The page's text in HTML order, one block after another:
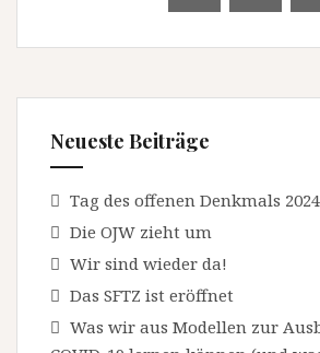
Neueste Beiträge
Tag des offenen Denkmals 2024
Die OJW zieht um
Wir sind wieder da!
Das SFTZ ist eröffnet
Was wir aus Modellen zur